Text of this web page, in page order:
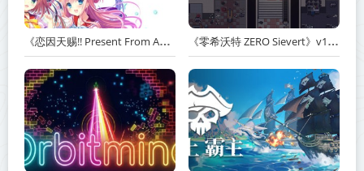
《恋因天赐!! Present From Angel Template!! An Angel's Gift》Build.23930554-免安装中文版丨中文版网盘下载 《零希沃特 ZERO Sievert》v1.2.59-免安装中文版丨中文版网盘下载